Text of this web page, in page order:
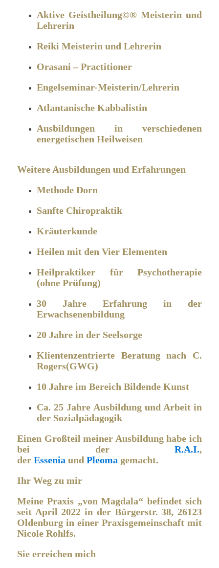
Aktive Geistheilung©® Meisterin und
Lehrerin
Reiki Meisterin und Lehrerin
Orasani – Practitioner
Engelseminar-Meisterin/Lehrerin
Atlantanische Kabbalistin
Ausbildungen in verschiedenen
energetischen Heilweisen
Weitere Ausbildungen und Erfahrungen
Methode Dorn
Sanfte Chiropraktik
Kräuterkunde
Heilen mit den Vier Elementen
Heilpraktiker für Psychotherapie
(ohne Prüfung)
30 Jahre Erfahrung in der
Erwachsenenbildung
20 Jahre in der Seelsorge
Klientenzentrierte Beratung nach C.
Rogers(GWG)
10 Jahre im Bereich Bildende Kunst
Ca. 25 Jahre Ausbildung und Arbeit in
der Sozialpädagogik
Einen Großteil meiner Ausbildung habe ich
bei der R.A.I.,
der Essenia und Pleoma gemacht.
Ihr Weg zu mir
Meine Praxis „von Magdala“ befindet sich
seit April 2022 in der Bürgerstr. 38, 26123
Oldenburg in einer Praxisgemeinschaft mit
Nicole Rohlfs.
Sie erreichen mich